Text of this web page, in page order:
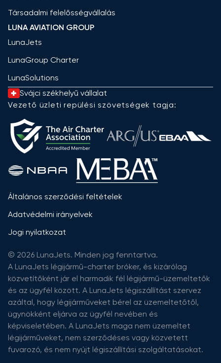
Társadalmi felelősségvállalás
LUNA AVIATION GROUP
LunaJets
LunaGroup Charter
LunaSolutions
Svájci székhelyű vállalat
Vezető üzleti repülési szövetségek tagja:
Általános szerződési feltételek
Adatvédelmi irányelvek
Jogi nyilatkozat
© 2026 LunaJets. Minden jog fenntartva.
A LunaJets légijármű-charter bróker, és kizárólag
közvetítőként jár el harmadik fél légijármű-üzemeltetők
és az ügyfél között. A LunaJets légiszállítást szervez
azáltal, hogy légijárműveket bérel az üzemeltetőtől,
ügynökként eljárva az ügyfél nevében és
képviseletében. A LunaJets maga nem üzemeltet
légijárműveket, nem szerződéses vagy közvetett
fuvarozó, és nem nyújt légiszállítási szolgáltatásokat.